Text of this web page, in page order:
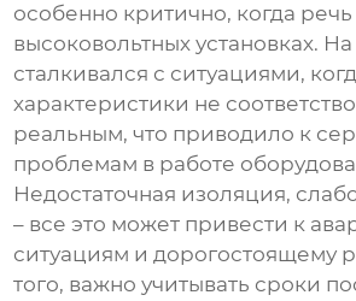
особенно критично, когда речь
высоковольтных установках.
сталкивался с ситуациями,
характеристики не
реальным, что приводило к
проблемам в работе
Недостаточная изоляция,
– все это может привести к
ситуациям и дорогостоящему
того, важно учитывать сроки